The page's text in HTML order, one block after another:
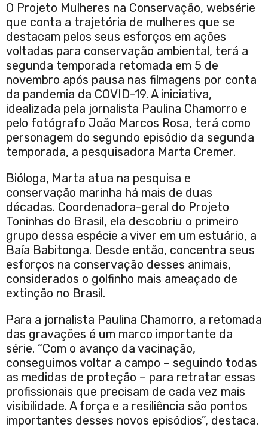
O Projeto Mulheres na Conservação, websérie
que conta a trajetória de mulheres que se
destacam pelos seus esforços em ações
voltadas para conservação ambiental, terá a
segunda temporada retomada em 5 de
novembro após pausa nas filmagens por conta
da pandemia da COVID-19. A iniciativa,
idealizada pela jornalista Paulina Chamorro e
pelo fotógrafo João Marcos Rosa, terá como
personagem do segundo episódio da segunda
temporada, a pesquisadora Marta Cremer.
Bióloga, Marta atua na pesquisa e
conservação marinha há mais de duas
décadas. Coordenadora-geral do Projeto
Toninhas do Brasil, ela descobriu o primeiro
grupo dessa espécie a viver em um estuário, a
Baía Babitonga. Desde então, concentra seus
esforços na conservação desses animais,
considerados o golfinho mais ameaçado de
extinção no Brasil.
Para a jornalista Paulina Chamorro, a retomada
das gravações é um marco importante da
série. “Com o avanço da vacinação,
conseguimos voltar a campo – seguindo todas
as medidas de proteção – para retratar essas
profissionais que precisam de cada vez mais
visibilidade. A força e a resiliência são pontos
importantes desses novos episódios”, destaca.